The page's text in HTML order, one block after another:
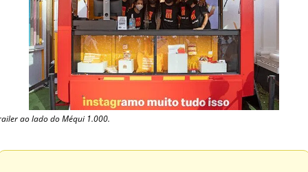
ao lado do Méqui 1.000.